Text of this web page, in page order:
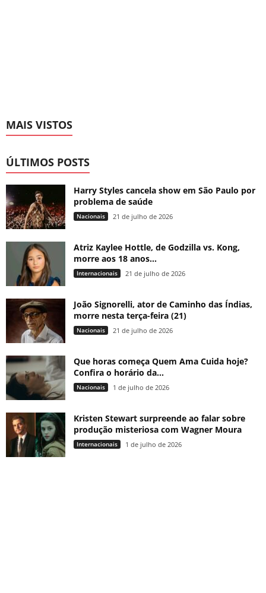
MAIS VISTOS
ÚLTIMOS POSTS
Harry Styles cancela show em São Paulo por
problema de saúde
Nacionais 21 de julho de 2026
Atriz Kaylee Hottle, de Godzilla vs. Kong,
morre aos 18 anos...
Internacionais 21 de julho de 2026
João Signorelli, ator de Caminho das Índias,
morre nesta terça-feira (21)
Nacionais 21 de julho de 2026
Que horas começa Quem Ama Cuida hoje?
Confira o horário da...
Nacionais 1 de julho de 2026
Kristen Stewart surpreende ao falar sobre
produção misteriosa com Wagner Moura
Internacionais 1 de julho de 2026